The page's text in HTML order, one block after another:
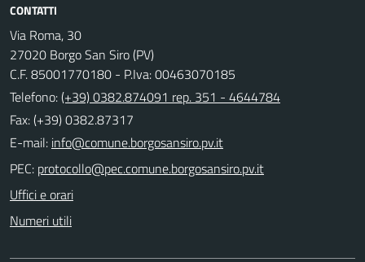
CONTATTI
Via Roma, 30
27020 Borgo San Siro (PV)
C.F. 85001770180 - P.Iva: 00463070185
Telefono:(+39) 0382.874091 rep. 351 - 4644784
Fax: (+39) 0382.87317
E-mail:
PEC:
Uffici e orari
Numeri utili